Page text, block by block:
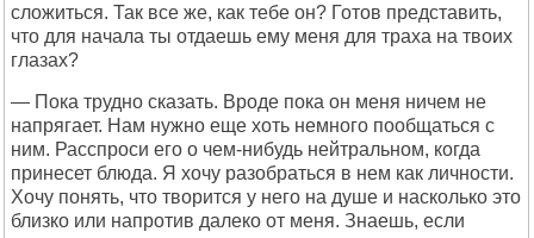
сложиться. Так все же, как тебе он? Готов представить,
что для начала ты отдаешь ему меня для траха на твоих
глазах?
— Пока трудно сказать. Вроде пока он меня ничем не
напрягает. Нам нужно еще хоть немного пообщаться с
ним. Расспроси его о чем-нибудь нейтральном, когда
принесет блюда. Я хочу разобраться в нем как личности.
Хочу понять, что творится у него на душе и насколько это
близко или напротив далеко от меня. Знаешь, если